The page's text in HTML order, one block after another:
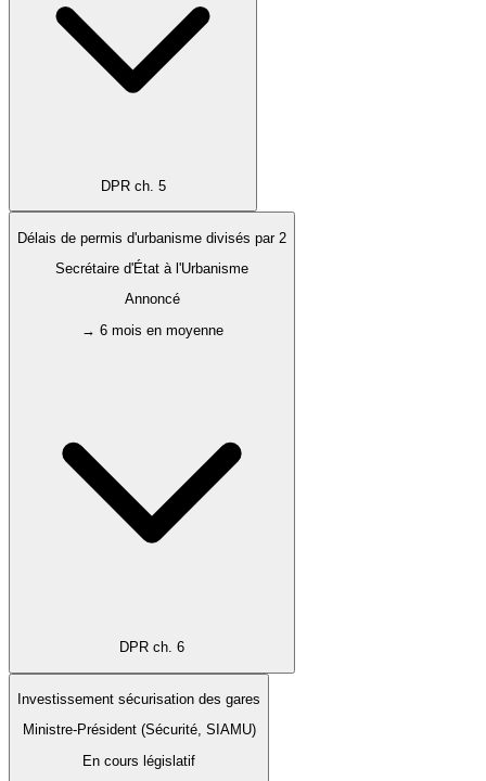
DPR ch. 5
Délais de permis d'urbanisme divisés par 2
Secrétaire d'État à l'Urbanisme
Annoncé
→ 6 mois en moyenne
DPR ch. 6
Investissement sécurisation des gares
Ministre-Président (Sécurité, SIAMU)
En cours législatif